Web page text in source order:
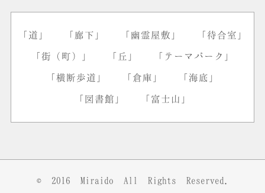
「道」 「廊下」 「幽霊屋敷」 「待合室」
「街（町）」 「丘」 「テーマパーク」
「横断歩道」 「倉庫」 「海底」
「図書館」 「富士山」
© 2016 Miraido All Rights Reserved.